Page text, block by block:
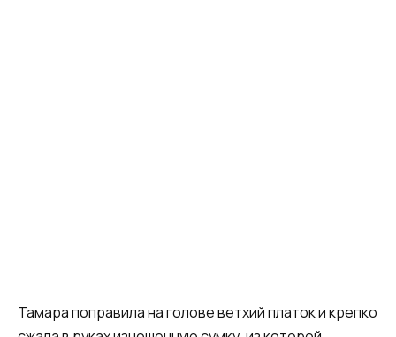
Тамара поправила на голове ветхий платок и крепко